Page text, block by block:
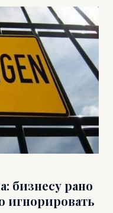
бизнесу рано
игнорировать